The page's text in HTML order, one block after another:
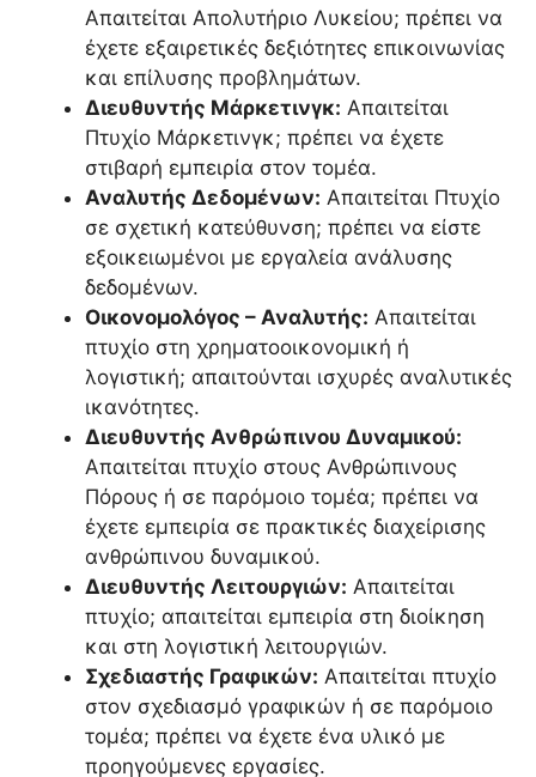
Απαιτείται Απολυτήριο Λυκείου; πρέπει να
έχετε εξαιρετικές δεξιότητες επικοινωνίας
και επίλυσης προβλημάτων.
Διευθυντής Μάρκετινγκ: Απαιτείται
Πτυχίο Μάρκετινγκ; πρέπει να έχετε
στιβαρή εμπειρία στον τομέα.
Αναλυτής Δεδομένων: Απαιτείται Πτυχίο
σε σχετική κατεύθυνση; πρέπει να είστε
εξοικειωμένοι με εργαλεία ανάλυσης
δεδομένων.
Οικονομολόγος – Αναλυτής: Απαιτείται
πτυχίο στη χρηματοοικονομική ή
λογιστική; απαιτούνται ισχυρές αναλυτικές
ικανότητες.
Διευθυντής Ανθρώπινου Δυναμικού:
Απαιτείται πτυχίο στους Ανθρώπινους
Πόρους ή σε παρόμοιο τομέα; πρέπει να
έχετε εμπειρία σε πρακτικές διαχείρισης
ανθρώπινου δυναμικού.
Διευθυντής Λειτουργιών: Απαιτείται
πτυχίο; απαιτείται εμπειρία στη διοίκηση
και στη λογιστική λειτουργιών.
Σχεδιαστής Γραφικών: Απαιτείται πτυχίο
στον σχεδιασμό γραφικών ή σε παρόμοιο
τομέα; πρέπει να έχετε ένα υλικό με
προηγούμενες εργασίες.